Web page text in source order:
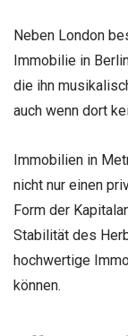
Neben London
Immobilie in
die ihn
auch wenn dort
Immobilien in
nicht nur einen
Form der
Stabilität des
hochwertige
können.